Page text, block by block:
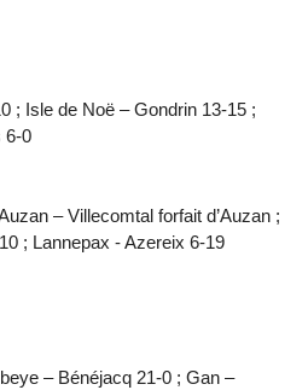
; Isle de Noë – Gondrin 13-15 ;
6-0
– Villecomtal forfait d’Auzan ;
; Lannepax - Azereix 6-19
– Bénéjacq 21-0 ; Gan –